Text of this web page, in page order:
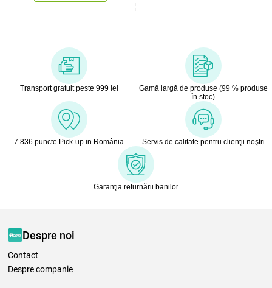
Transport gratuit peste 999 lei
Gamă largă de produse (99 % produse
în stoc)
7 836 puncte Pick-up in România Servis de calitate pentru clienţii noştri
Garanţia returnării banilor
Despre noi
Contact
Despre companie